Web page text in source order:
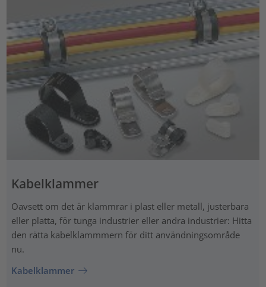
Kabelklammer
Oavsett om det är klammrar i plast eller metall, justerbara
eller platta, för tunga industrier eller andra industrier: Hitta
den rätta kabelklammmern för ditt användningsområde
nu.
Kabelklammer